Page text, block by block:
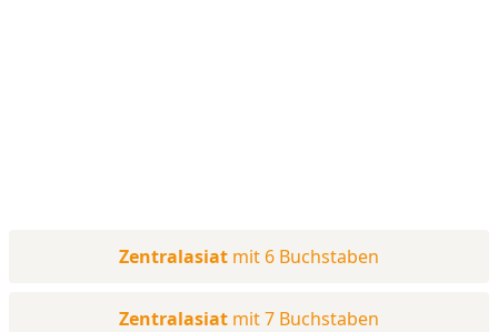
Zentralasiat mit 6 Buchstaben
Zentralasiat mit 7 Buchstaben